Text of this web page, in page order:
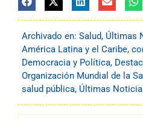
Archivado en: Salud, Últimas
América Latina y el Caribe,
Democracia y Política,
Organización Mundial de la
salud pública, Últimas